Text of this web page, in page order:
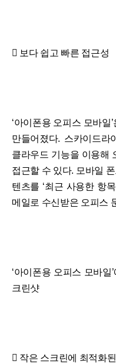
 보다 쉽고 빠른 접근성
‘아이폰용 오피스 모바일
만들어졌다. 스카이드라
클라우드 기능을 이용해
접근할 수 있다. 모바일
텐츠를 ‘최근 사용한 항
메일로 수신받은 오피스
‘아이폰용 오피스 모바일
크린샷
 작은 스크린에 최적화